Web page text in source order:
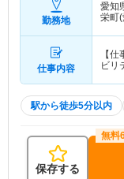
勤務地
愛知
栄町(
仕事内容
【
ビリ
駅から徒歩5分以内
保存する